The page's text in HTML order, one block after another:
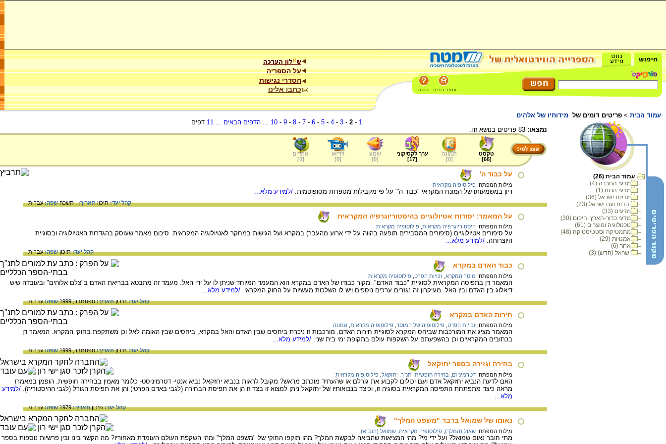
על הספריה
הסדרי נגישות
כתבו אלינו
עמוד הבית > פריטים דומים של מידותיו של אלהים
עמוד הבית (26)
מדעי החברה (4)
מדעי הרוח (1)
מדינת ישראל (36)
יהדות ועם ישראל (23)
מדעים (33)
מדעי כדור-הארץ והיקום (30)
טכנולוגיה ומוצרים (61)
מתמטיקה וסטטיסטיקה (48)
אמנויות (29)
אחר (6)
ישראל (חדש) (3)
1
-
2
-
3
-
4
-
5
-
6
-
7
-
8
-
9
-
10
...הדפים הבאים ...
11 דפים
נמצאו:
טקסט
[
66
]
תמונה
[
0
]
ערך לקסיקוני
[
17
]
שמע
[
0
]
וידיאו
[
0
]
אתרים
[
0
]
על כבוד ה'
מילות המפתח: פילוסופיה מקראית
דיון במשמעותו של המונח המקראי "כבוד ה'" על פי מקבילות מספרות מסופוטמית. /למידע מלא...
קהל יעד:תיכוןתאריך:, תשכחשפה:עברית
על המאמר: יסודות אטיולוגיים בהיסטוריוגרפיה המקראית
מילות המפתח: היסטוריוגרפיה מקראית פילוסופיה מקראית
על סיפורים אטיולוגיים (סיפורים המסבירים תופעה בהווה על ידי ארוע מהעבר) במקרא ועל הגישות במחקר לאטיולוגיה המקראית. סיכום מאמר שעוסק בהגדרות האטיולוגיה ובסוגיית
היוצרותה. /למידע מלא...
קהל יעד:תיכוןשפה:עברית
כבוד האדם במקרא
מילות המפתח: מוסר המקרא זכויות הפרט פילוסופיה מקראית
המאמר דן בתפיסה המקראית לסוגיית "כבוד האדם". מקור כבודו של האדם במקרא הוא המעמד המיוחד שניתן לו על ידי האל. מעמד זה מתבטא בבריאת האדם ב"צלם אלוהים" ובעובדה שיש
דיאלוג בין האדם ובין האל. מעיקרון זה נגזרים ערכים נוספים ויש לו השלכות מעשיות על החוק המקראי. /למידע מלא...
קהל יעד:תיכוןתאריך:ספטמבר, 1999 שפה:עברית
חירות האדם במקרא
מילות המפתח: זכויות הפרט פילוסופיה של המוסר פילוסופיה מקראית אמונה
המאמר מציג את המורכבות שביחס המקרא לסוגיית חירות האדם. מורכבות זו ניכרת ביחסים שבין האדם והאל במקרא, ביחסים שבין האומה לאל וכן משתקפת בחוקי המקרא. המאמר דן
בכתובים המקראיים וכן בהשפעתם על השקפות עולם בתקופת ימי בית שני. /למידע מלא...
קהל יעד:תיכוןתאריך:ספטמבר, 1999 שפה:עברית
בחירה וגזירה בספר יחזקאל
מילות המפתח: דטרמיניזם בחירה חופשית תנ"ך. יחזקאל פילוסופיה מקראית
האם לדעת הנביא יחזקאל אדם ועם יכולים לקבוע את גורלם או שהעתיד מוכתב מראש? מקובל לראות בנביא יחזקאל נביא אנטי- דטרמיניסט- כלומר מאמין בבחירה חופשית. הופמן במאמרו
מראה כיצד מתפתחת התפיסה המקראית בסוגיה זו, וכיצד בנבואותיו של יחזקאל ניתן למצוא זו בצד זו הן את תפיסת הבחירה (לגבי באדם הפרטי) והן את תפיסת הגורל (לגבי ההיסטוריה). /למידע
מלא...
קהל יעד:תיכוןתאריך:1979 שפה:עברית
נאומו של שמואל בדבר "משפט המלך"
מילות המפתח: שאול (המלך) פילוסופיה מקראית שמואל (הנביא)
מתי חובר נאום שמואל? ועל ידי מי? מהי המציאות שהביאה לבקשת המלך? מהו תוקפו החוקי של "משפט המלך" ומהי השקפת העולם העומדת מאחוריו? מה הקשר בינו ובין פרשיות נוספות בספר